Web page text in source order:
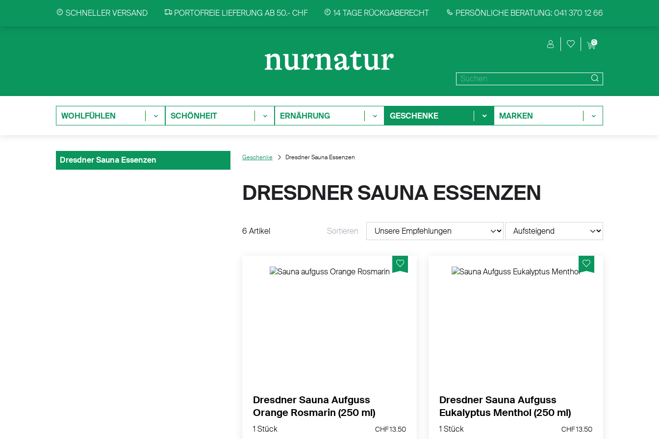
SCHNELLER VERSAND PORTOFREIE LIEFERUNG AB 50.- CHF 14 TAGE RÜCKGABERECHT PERSÖNLICHE BERATUNG: 041 370 12 66
0
WOHLFÜHLEN SCHÖNHEIT ERNÄHRUNG GESCHENKE MARKEN
Dresdner Sauna Essenzen Geschenke Dresdner Sauna Essenzen
DRESDNER SAUNA ESSENZEN
6 Artikel Sortieren
1 Stück
Dresdner Sauna Aufguss
Orange Rosmarin (250 ml)
1 Stück CHF 13.50
1 Stück
Dresdner Sauna Aufguss
Eukalyptus Menthol (250 ml)
1 Stück CHF 13.50